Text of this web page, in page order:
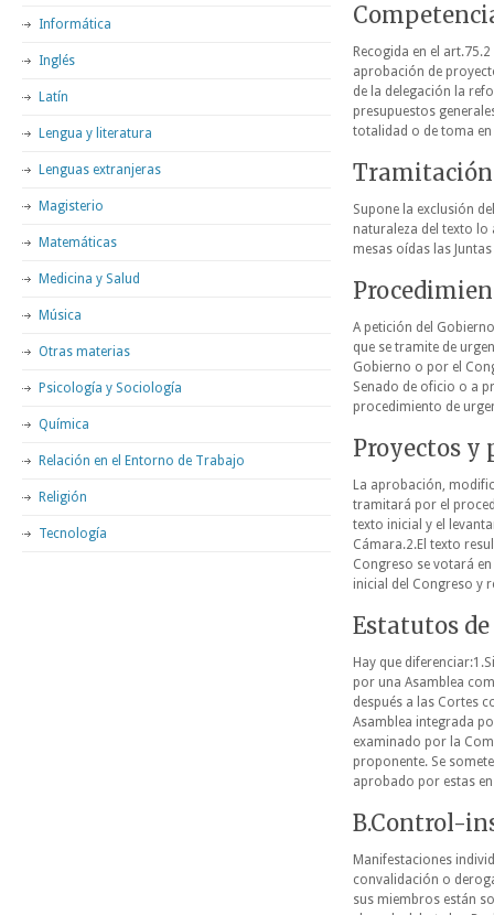
Recogida en el
aprobación de
de la delegación la
presupuestos
totalidad o de toma en
Supone la exclusión
naturaleza del texto lo
mesas oídas las
A petición del
que se tramite de
Gobierno o por el
Senado de oficio o a
procedimiento de
Proyectos y
La aprobación,
tramitará por el
texto inicial y el
Cámara.2.El texto
Congreso se votará
inicial del Congreso y
Estatutos
Hay que
por una Asamblea
después a las Cortes
Asamblea integrada
examinado por la
proponente. Se
aprobado por estas
B.Control-
Manifestaciones
convalidación o
sus miembros están
Informática
Inglés
Latín
Lengua y literatura
Lenguas extranjeras
Magisterio
Matemáticas
Medicina y Salud
Música
Otras materias
Psicología y Sociología
Química
Relación en el Entorno de Trabajo
Religión
Tecnología